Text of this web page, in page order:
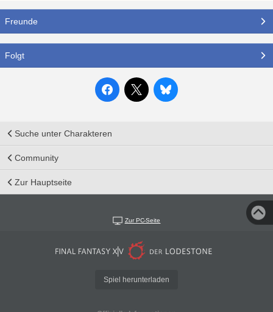
Freunde
Folgt
Suche unter Charakteren
Community
Zur Hauptseite
Zur PC-Seite
Spiel herunterladen